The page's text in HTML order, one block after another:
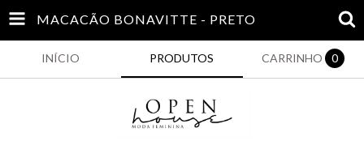
MACACÃO BONAVITTE - PRETO
INÍCIO PRODUTOS CARRINHO 0